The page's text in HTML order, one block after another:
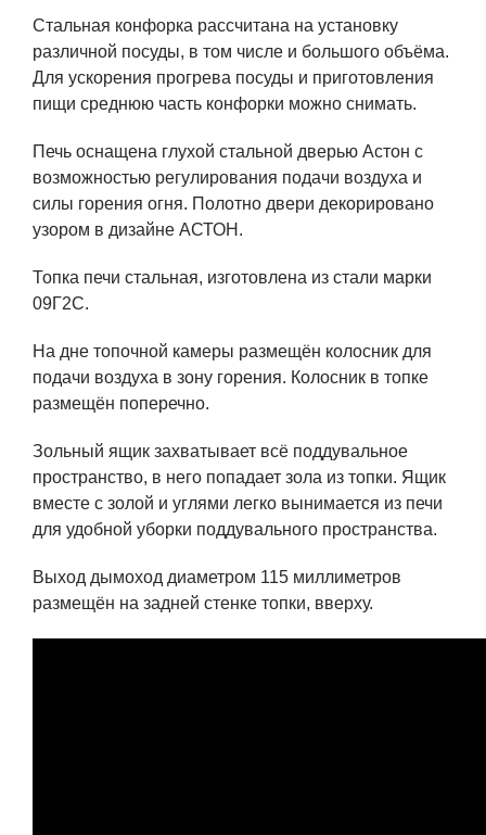
Стальная конфорка рассчитана на установку
различной посуды, в том числе и большого объёма.
Для ускорения прогрева посуды и приготовления
пищи среднюю часть конфорки можно снимать.
Печь оснащена глухой стальной дверью Астон с
возможностью регулирования подачи воздуха и
силы горения огня. Полотно двери декорировано
узором в дизайне АСТОН.
Топка печи стальная, изготовлена из стали марки
09Г2С.
На дне топочной камеры размещён колосник для
подачи воздуха в зону горения. Колосник в топке
размещён поперечно.
Зольный ящик захватывает всё поддувальное
пространство, в него попадает зола из топки. Ящик
вместе с золой и углями легко вынимается из печи
для удобной уборки поддувального пространства.
Выход дымоход диаметром 115 миллиметров
размещён на задней стенке топки, вверху.